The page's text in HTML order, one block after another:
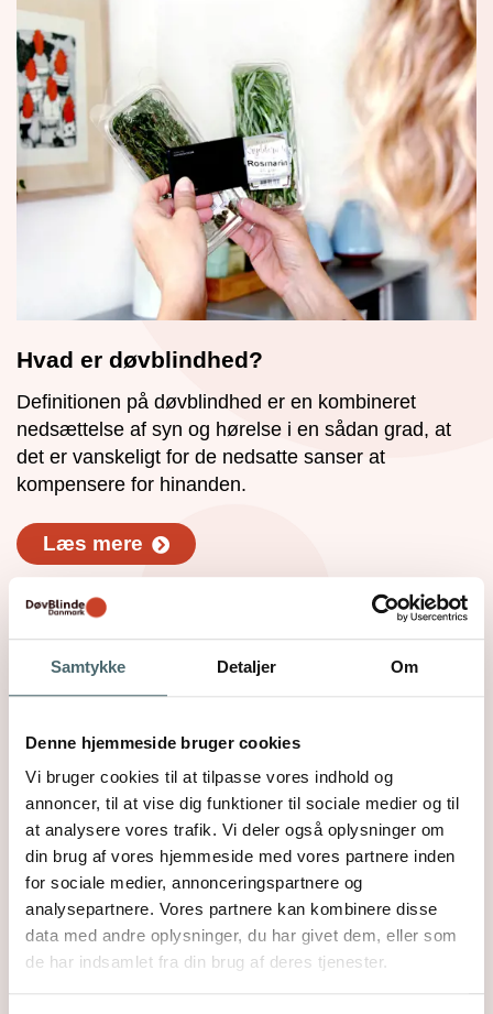
Samtykke Detaljer Om
Denne hjemmeside bruger cookies
Vi bruger cookies til at tilpasse vores indhold og
annoncer, til at vise dig funktioner til sociale medier og til
at analysere vores trafik. Vi deler også oplysninger om
din brug af vores hjemmeside med vores partnere inden
for sociale medier, annonceringspartnere og
analysepartnere. Vores partnere kan kombinere disse
data med andre oplysninger, du har givet dem, eller som
de har indsamlet fra din brug af deres tjenester.
Hvad er døvblindhed?
Definitionen på døvblindhed er en kombineret
nedsættelse af syn og hørelse i en sådan grad, at
det er vanskeligt for de nedsatte sanser at
kompensere for hinanden.
Læs mere
Netværk for pårørende
Er du pårørende til en døvblind?
Er du interesseret i at tale med andre pårørende?
Så kan du blive kontaktet af os og få oplysninger
om, hvad vi har af muligheder.